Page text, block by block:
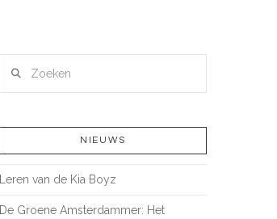
NIEUWS
Leren van de Kia Boyz
De Groene Amsterdammer: Het